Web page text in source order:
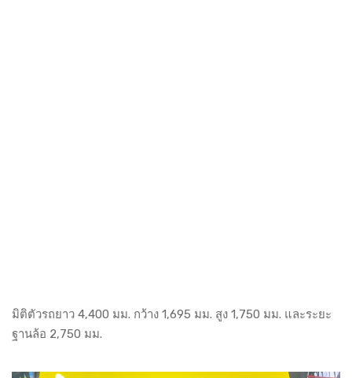
มิติตัวรถยาว 4,400 มม. กว้าง 1,695 มม. สูง 1,750 มม. และระยะ
ฐานล้อ 2,750 มม.